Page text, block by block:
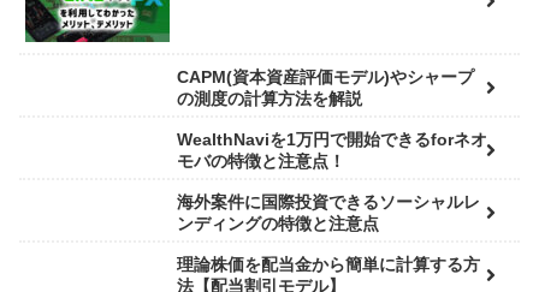
CAPM(資本資産評価モデル)やシャープ
の測度の計算方法を解説
WealthNaviを1万円で開始できるforネオ
モバの特徴と注意点！
海外案件に国際投資できるソーシャルレ
ンディングの特徴と注意点
理論株価を配当金から簡単に計算する方
法【配当割引モデル】